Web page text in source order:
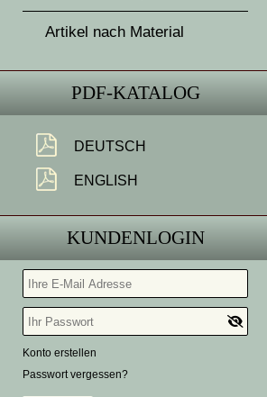
Artikel nach Material
PDF-KATALOG
DEUTSCH
ENGLISH
KUNDENLOGIN
Konto erstellen
Passwort vergessen?